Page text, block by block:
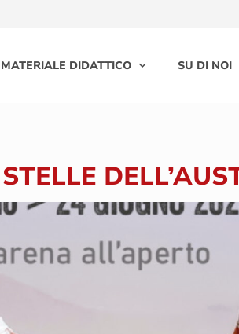
MATERIALE DIDATTICO SU DI NOI